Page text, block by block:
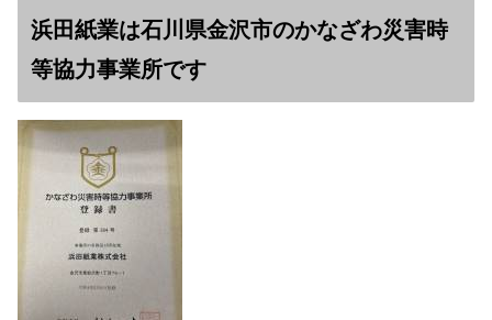
浜田紙業は石川県金沢市のかなざわ災害時
等協力事業所です